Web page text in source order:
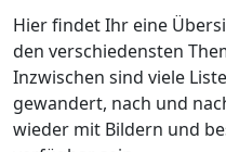
Hier findet Ihr eine
den verschiedensten
Inzwischen sind viele
gewandert, nach und
wieder mit Bildern und